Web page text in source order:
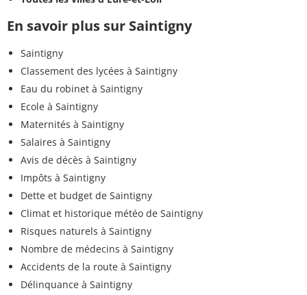
En savoir plus sur Saintigny
Saintigny
Classement des lycées à Saintigny
Eau du robinet à Saintigny
Ecole à Saintigny
Maternités à Saintigny
Salaires à Saintigny
Avis de décès à Saintigny
Impôts à Saintigny
Dette et budget de Saintigny
Climat et historique météo de Saintigny
Risques naturels à Saintigny
Nombre de médecins à Saintigny
Accidents de la route à Saintigny
Délinquance à Saintigny